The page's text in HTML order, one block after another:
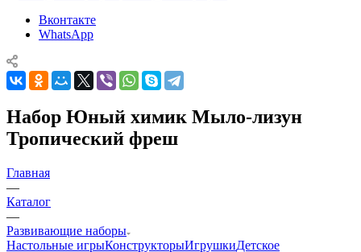
Вконтакте
WhatsApp
Набор Юный химик Мыло-лизун
Тропический фреш
Главная
—
Каталог
—
Развивающие наборы
Настольные игрыКонструкторыИгрушкиДетское